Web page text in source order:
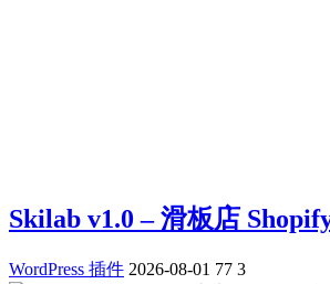
Skilab v1.0 – 滑板店
WordPress 插件 2026-08-01 77 3